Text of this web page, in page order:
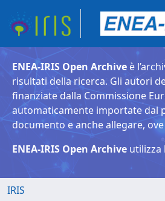
ENEA-IRIS Open Archive è
risultati della ricerca. Gli autori
finanziate dalla Commissione
automaticamente importate dal
documento e anche allegare,
ENEA-IRIS Open Archive utilizza
IRIS